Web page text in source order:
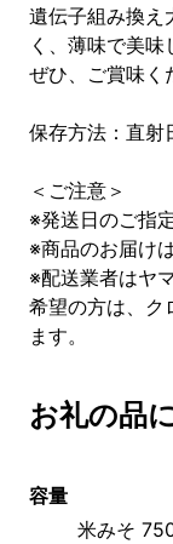
遺伝子組み換え
く、薄味で美味
ぜひ、ご賞味く
保存方法：直射
＜ご注意＞
※発送日のご指
※商品のお届け
※配送業者はヤ
希望の方は、ク
ます。
お礼の品
容量
米みそ